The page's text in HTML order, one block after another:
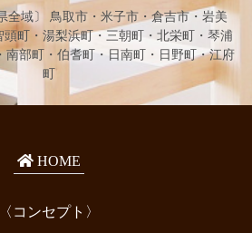
全域〕 鳥取市・米子市・倉吉市・岩美
町・湯梨浜町・三朝町・北栄町・琴浦
南部町・伯耆町・日南町・日野町・江府
町
HOME
〈コンセプト〉